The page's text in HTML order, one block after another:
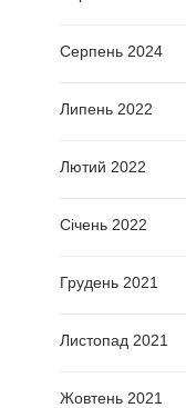
Серпень 2024
Липень 2022
Лютий 2022
Січень 2022
Грудень 2021
Листопад 2021
Жовтень 2021